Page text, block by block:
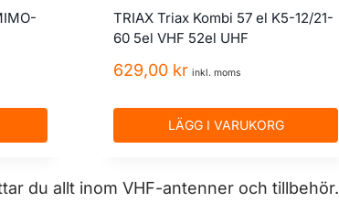
TRIAX Triax Kombi 57 el K5-12/21-
60 5el VHF 52el UHF
629,00 kr inkl. moms
LÄGG I VARUKORG
du allt inom VHF-antenner och tillbehör.